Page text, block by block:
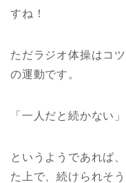
すね！
ただラジオ体操はコ
の運動です。
「一人だと続かない
というようであれば
た上で、続けられそ